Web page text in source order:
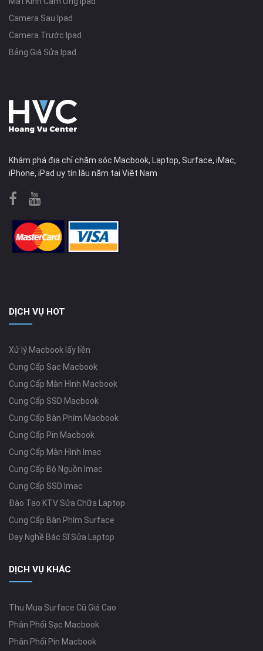
Camera Sau Ipad
Camera Trước Ipad
Bảng Giá Sửa Ipad
Khám phá địa chỉ chăm sóc Macbook, Laptop, Surface, iMac,
iPhone, iPad uy tín lâu năm tại Việt Nam
DỊCH VỤ HOT
Xử lý Macbook lấy liền
Cung Cấp Sạc Macbook
Cung Cấp Màn Hình Macbook
Cung Cấp SSD Macbook
Cung Cấp Bàn Phím Macbook
Cung Cấp Pin Macbook
Cung Cấp Màn Hình Imac
Cung Cấp Bộ Nguồn Imac
Cung Cấp SSD Imac
Đào Tạo KTV Sửa Chữa Laptop
Cung Cấp Bàn Phím Surface
Dạy Nghề Bác Sĩ Sửa Laptop
DỊCH VỤ KHÁC
Thu Mua Surface Cũ Giá Cao
Phân Phối Sạc Macbook
Phân Phối Pin Macbook